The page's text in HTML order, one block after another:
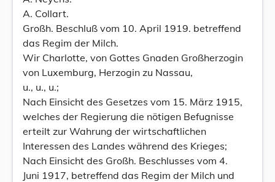
A. Collart.
Großh. Beschluß vom 10. April 1919. betreffend
das Regim der Milch.
Wir Charlotte, von Gottes Gnaden Großherzogin
von Luxemburg, Herzogin zu Nassau,
u., u., u.;
Nach Einsicht des Gesetzes vom 15. März 1915,
welches der Regierung die nötigen Befugnisse
erteilt zur Wahrung der wirtschaftlichen
Interessen des Landes während des Krieges;
Nach Einsicht des Großh. Beschlusses vom 4.
Juni 1917, betreffend das Regim der Milch und